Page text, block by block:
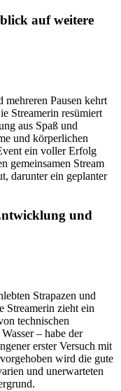
auf weitere
mehreren Pausen kehrt
Streamerin resümiert
aus Spaß und
und körperlichen
ein voller Erfolg
gemeinsamen Stream
darunter ein geplanter
und
Strapazen und
Streamerin zieht ein
technischen
– habe der
erster Versuch mit
wird die gute
und unerwarteten